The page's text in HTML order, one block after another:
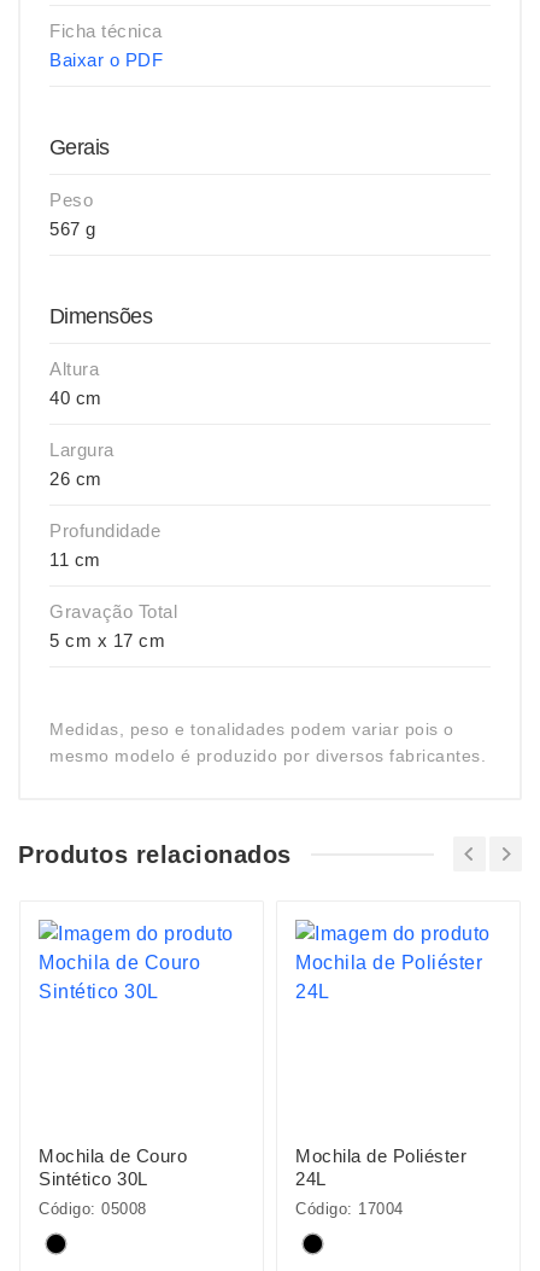
Ficha técnica
Baixar o PDF
Gerais
Peso
567 g
Dimensões
Altura
40 cm
Largura
26 cm
Profundidade
11 cm
Gravação Total
5 cm x 17 cm
Medidas, peso e tonalidades podem variar pois o
mesmo modelo é produzido por diversos fabricantes.
Produtos relacionados
Mochila de Couro
Sintético 30L
Código: 05008
Mochila de Poliéster
24L
Código: 17004